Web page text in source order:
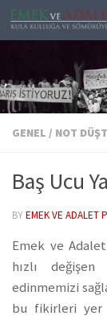
Skip to
GENEL / NOT
Baş Ucu
BYEMEK VE ADALET
Emek ve
hızlı
edinmemizi
bu fikirleri yer